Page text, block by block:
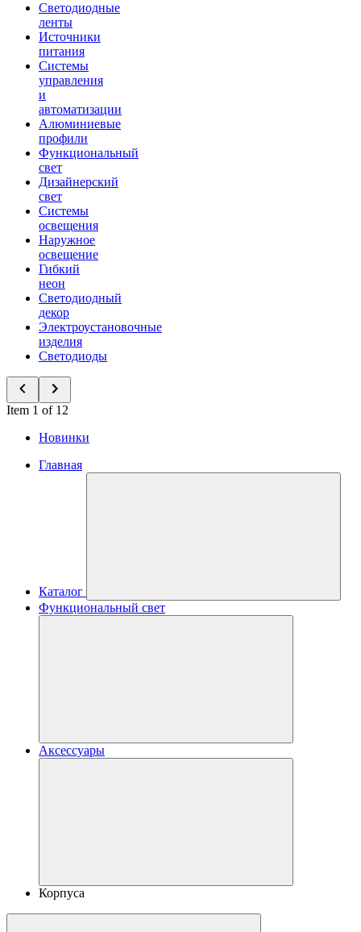
Светодиодные
ленты
Источники
питания
Системы
управления
и
автоматизации
Алюминиевые
профили
Функциональный
свет
Дизайнерский
свет
Системы
освещения
Наружное
освещение
Гибкий
неон
Светодиодный
декор
Электроустановочные
изделия
Светодиоды
Item 1 of 12
Новинки
Главная
Каталог
Функциональный свет
Аксессуары
Корпуса